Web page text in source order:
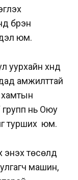
бүрэн
юм.
уурхайн хүнд
амжилттай
хамтын
групп нь Оюу
турших юм.
төсөлд
машин,